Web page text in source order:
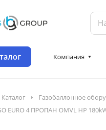
Компания
Каталог Газобаллонное
EURO 4 ПРОПАН OMVL HP